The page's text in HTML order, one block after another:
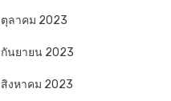
ตุลาคม 2023
กันยายน 2023
สิงหาคม 2023